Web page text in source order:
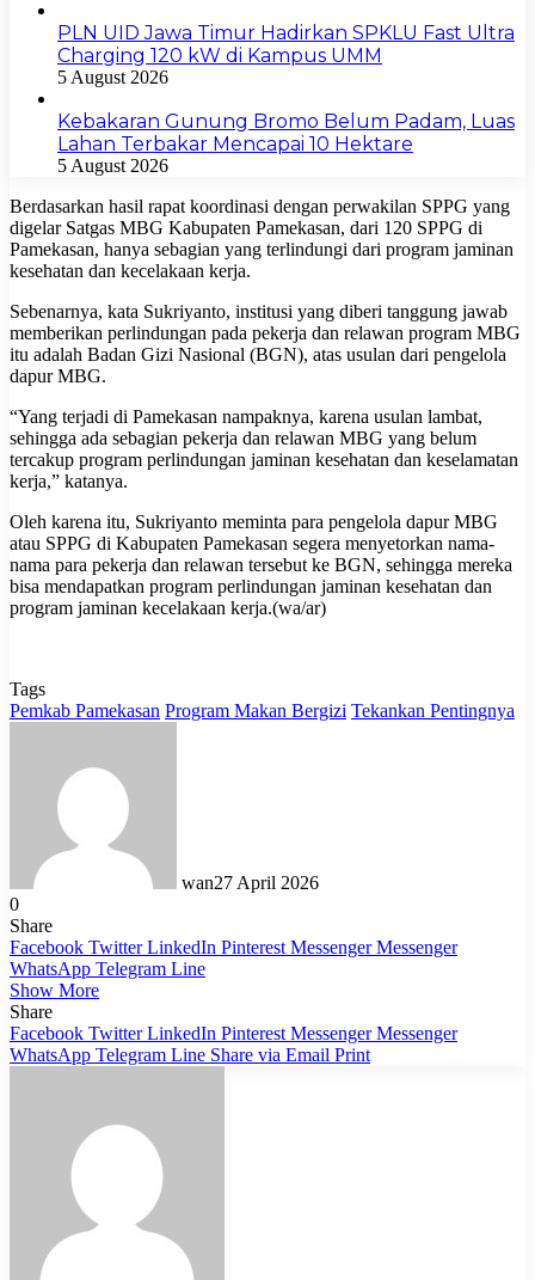
PLN UID Jawa Timur Hadirkan SPKLU Fast Ultra
Charging 120 kW di Kampus UMM
5 August 2026
Kebakaran Gunung Bromo Belum Padam, Luas
Lahan Terbakar Mencapai 10 Hektare
5 August 2026
Berdasarkan hasil rapat koordinasi dengan perwakilan SPPG yang
digelar Satgas MBG Kabupaten Pamekasan, dari 120 SPPG di
Pamekasan, hanya sebagian yang terlindungi dari program jaminan
kesehatan dan kecelakaan kerja.
Sebenarnya, kata Sukriyanto, institusi yang diberi tanggung jawab
memberikan perlindungan pada pekerja dan relawan program MBG
itu adalah Badan Gizi Nasional (BGN), atas usulan dari pengelola
dapur MBG.
“Yang terjadi di Pamekasan nampaknya, karena usulan lambat,
sehingga ada sebagian pekerja dan relawan MBG yang belum
tercakup program perlindungan jaminan kesehatan dan keselamatan
kerja,” katanya.
Oleh karena itu, Sukriyanto meminta para pengelola dapur MBG
atau SPPG di Kabupaten Pamekasan segera menyetorkan nama-
nama para pekerja dan relawan tersebut ke BGN, sehingga mereka
bisa mendapatkan program perlindungan jaminan kesehatan dan
program jaminan kecelakaan kerja.(wa/ar)
Tags
Pemkab Pamekasan Program Makan Bergizi Tekankan Pentingnya
wan27 April 2026
0
Share
Facebook Twitter LinkedIn Pinterest Messenger Messenger
WhatsApp Telegram Line
Show More
Share
Facebook Twitter LinkedIn Pinterest Messenger Messenger
WhatsApp Telegram Line Share via Email Print